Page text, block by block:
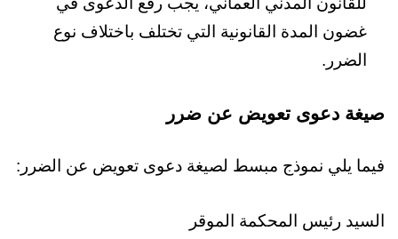
غضون المدة القانونية التي تختلف باختلاف نوع
الضرر.
صيغة دعوى تعويض عن ضرر
فيما يلي نموذج مبسط لصيغة دعوى تعويض عن الضرر:
السيد رئيس المحكمة الموقر